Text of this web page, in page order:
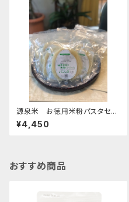
源泉米 お徳用米粉パスタセッ
ト【細麺10個】
¥4,450
おすすめ商品